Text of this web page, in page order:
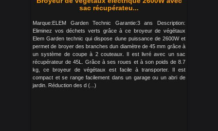
sac récupérateu...
Marque:ELEM Garden Technic Garantie:3 ans Description:
Eliminez vos déchets verts grâce à ce broyeur de végétaux
Elem Garden technic qui dispose dune puissance de 2600W et
permet de broyer des branches dun diamètre de 45 mm grâce à
un système de coupe à 2 couteaux. Il est livré avec un sac
récupérateur de 45L. Grâce à ses roues et à son poids de 8.7
kg, ce broyeur de végétaux est facile à transporter. Il est
compact et se range facilement dans un garage ou un abri de
jardin. Réduction des d (...)